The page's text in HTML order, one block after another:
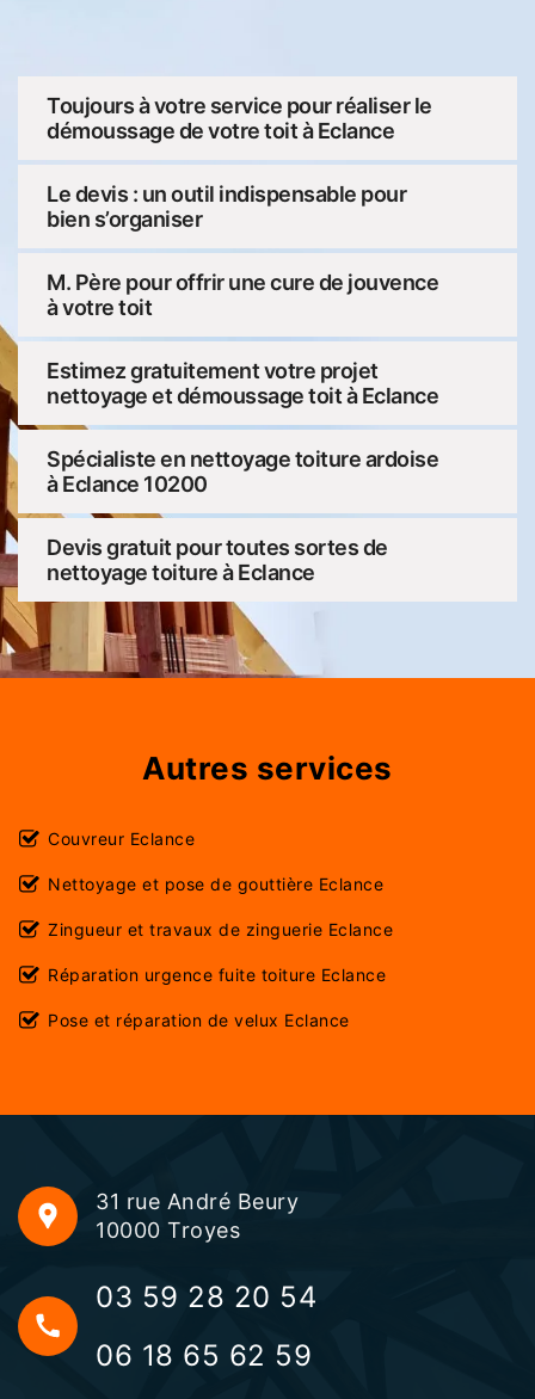
Toujours à votre service pour réaliser le
démoussage de votre toit à Eclance
Le devis : un outil indispensable pour
bien s’organiser
M. Père pour offrir une cure de jouvence
à votre toit
Estimez gratuitement votre projet
nettoyage et démoussage toit à Eclance
Spécialiste en nettoyage toiture ardoise
à Eclance 10200
Devis gratuit pour toutes sortes de
nettoyage toiture à Eclance
Autres services
Couvreur Eclance
Nettoyage et pose de gouttière Eclance
Zingueur et travaux de zinguerie Eclance
Réparation urgence fuite toiture Eclance
Pose et réparation de velux Eclance
31 rue André Beury
10000 Troyes
03 59 28 20 54
06 18 65 62 59